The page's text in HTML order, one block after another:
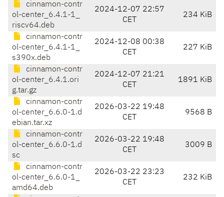
cinnamon-contr
ol-center_6.4.1-1_
riscv64.deb
2024-12-07 22:57
CET
234 KiB
cinnamon-contr
ol-center_6.4.1-1_
s390x.deb
2024-12-08 00:38
CET
227 KiB
cinnamon-contr
ol-center_6.4.1.ori
g.tar.gz
2024-12-07 21:21
CET
1891 KiB
cinnamon-contr
ol-center_6.6.0-1.d
ebian.tar.xz
2026-03-22 19:48
CET
9568 B
cinnamon-contr
ol-center_6.6.0-1.d
sc
2026-03-22 19:48
CET
3009 B
cinnamon-contr
ol-center_6.6.0-1_
amd64.deb
2026-03-22 23:23
CET
232 KiB